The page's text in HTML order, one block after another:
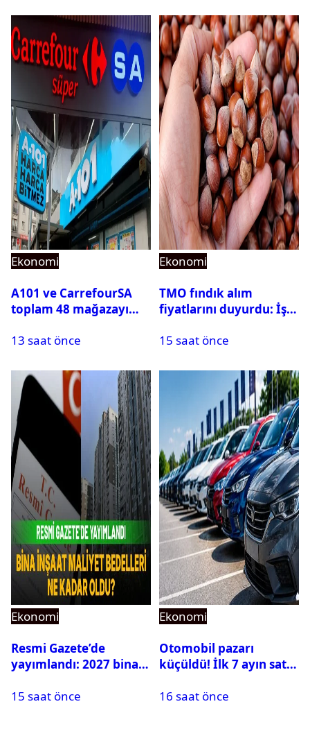
Ekonomi
A101 ve CarrefourSA
toplam 48 mağazayı
13 saat önce
Ekonomi
TMO fındık alım
fiyatlarını duyurdu: İşte
fiyatları
15 saat önce
Ekonomi
Resmi Gazete’de
yayımlandı: 2027 bina
belirlendi
15 saat önce
Ekonomi
Otomobil pazarı
küçüldü! İlk 7 ayın satış
16 saat önce